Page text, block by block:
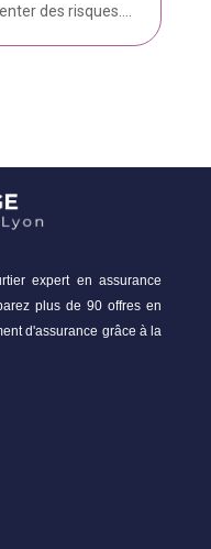
des risques....
expert en assurance
plus de 90 offres en
d'assurance grâce à la